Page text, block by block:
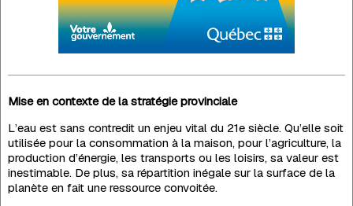
Mise en contexte de la stratégie provinciale
L’eau est sans contredit un enjeu vital du 21e siècle. Qu’elle soit
utilisée pour la consommation à la maison, pour l’agriculture, la
production d’énergie, les transports ou les loisirs, sa valeur est
inestimable. De plus, sa répartition inégale sur la surface de la
planète en fait une ressource convoitée.